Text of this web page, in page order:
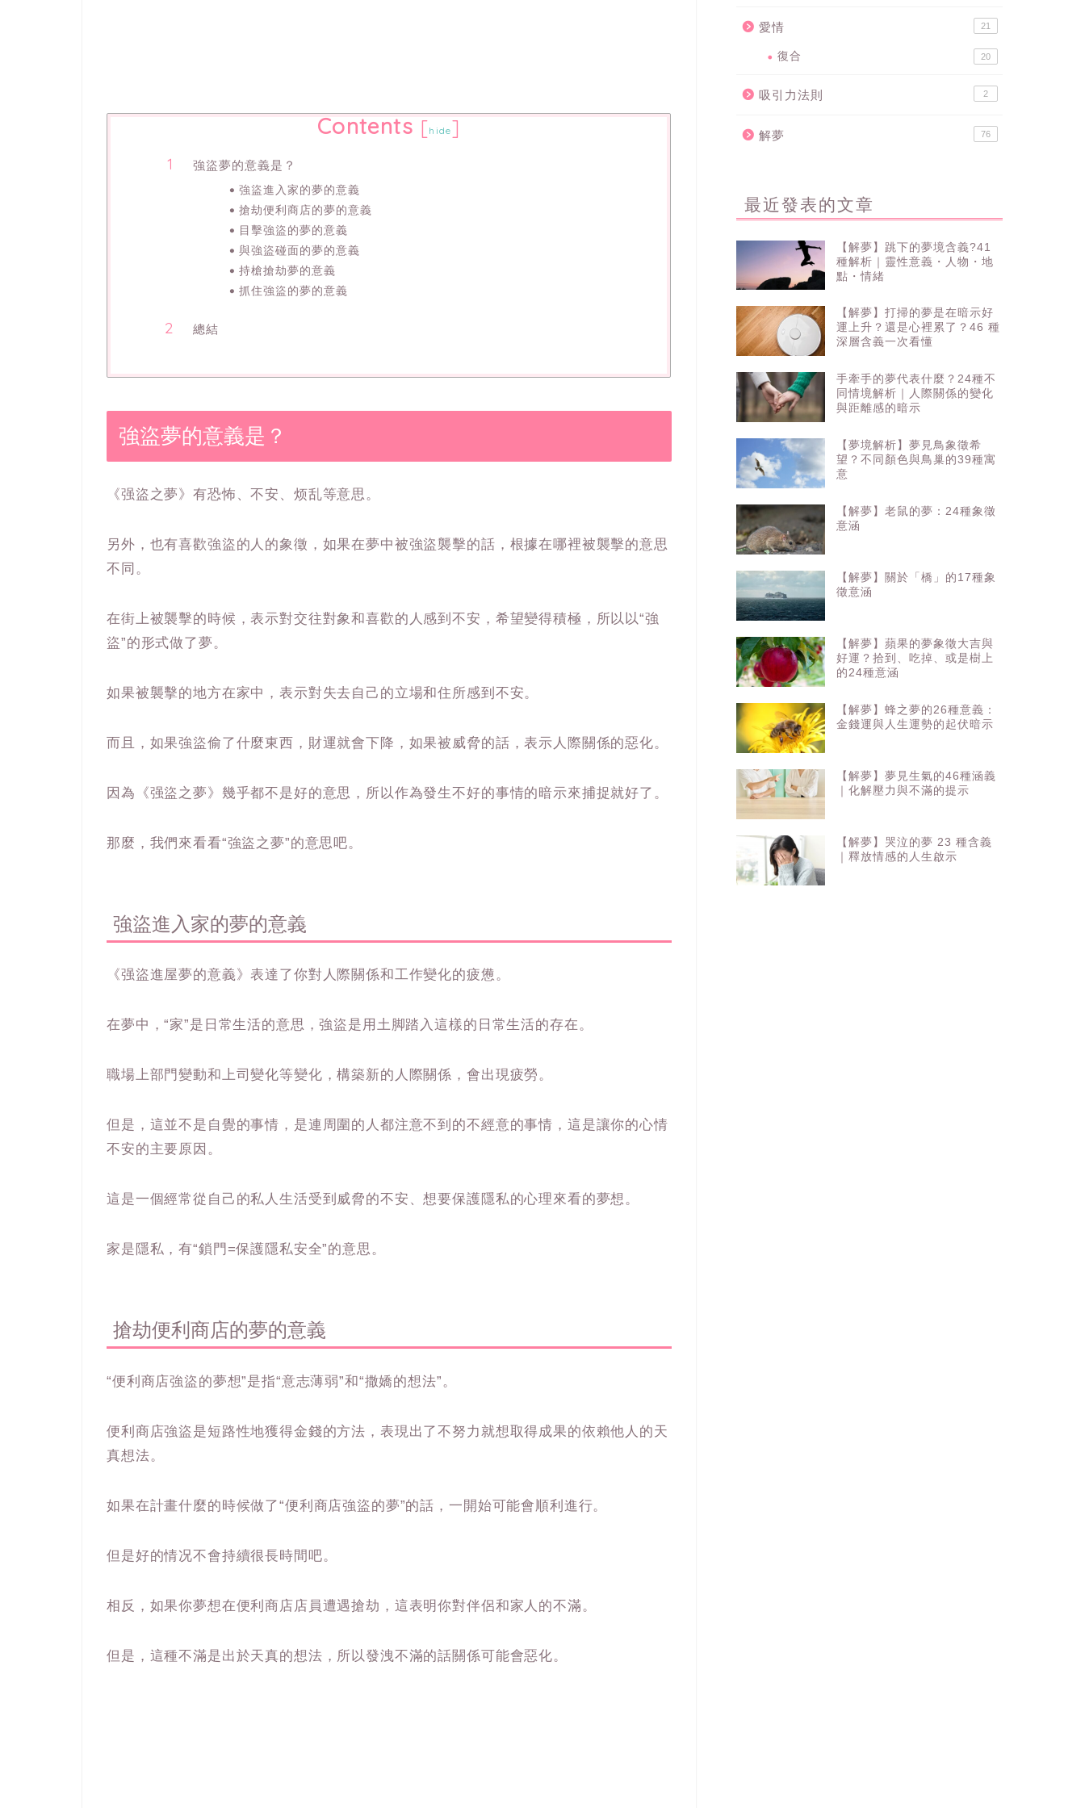
Contents [hide]
強盜夢的意義是？
強盜進入家的夢的意義
搶劫便利商店的夢的意義
目擊強盜的夢的意義
與強盜碰面的夢的意義
持槍搶劫夢的意義
抓住強盜的夢的意義
總結
強盜夢的意義是？
《强盜之夢》有恐怖、不安、烦乱等意思。
另外，也有喜歡強盜的人的象徵，如果在夢中被強盜襲擊的話，根據在哪裡被襲擊的意思
不同。
在街上被襲擊的時候，表示對交往對象和喜歡的人感到不安，希望變得積極，所以以“強
盜”的形式做了夢。
如果被襲擊的地方在家中，表示對失去自己的立場和住所感到不安。
而且，如果強盜偷了什麼東西，財運就會下降，如果被威脅的話，表示人際關係的惡化。
因為《强盜之夢》幾乎都不是好的意思，所以作為發生不好的事情的暗示來捕捉就好了。
那麼，我們來看看“強盜之夢”的意思吧。
強盜進入家的夢的意義
《强盜進屋夢的意義》表達了你對人際關係和工作變化的疲憊。
在夢中，“家”是日常生活的意思，強盜是用土脚踏入這樣的日常生活的存在。
職場上部門變動和上司變化等變化，構築新的人際關係，會出現疲勞。
但是，這並不是自覺的事情，是連周圍的人都注意不到的不經意的事情，這是讓你的心情
不安的主要原因。
這是一個經常從自己的私人生活受到威脅的不安、想要保護隱私的心理來看的夢想。
家是隱私，有“鎖門=保護隱私安全”的意思。
搶劫便利商店的夢的意義
“便利商店強盜的夢想”是指“意志薄弱”和“撒嬌的想法”。
便利商店強盜是短路性地獲得金錢的方法，表現出了不努力就想取得成果的依賴他人的天
真想法。
如果在計畫什麼的時候做了“便利商店強盜的夢”的話，一開始可能會順利進行。
但是好的情况不會持續很長時間吧。
相反，如果你夢想在便利商店店員遭遇搶劫，這表明你對伴侶和家人的不滿。
但是，這種不滿是出於天真的想法，所以發洩不滿的話關係可能會惡化。
愛情 21
復合 20
吸引力法則 2
解夢 76
最近發表的文章
【解夢】跳下的夢境含義?41
種解析｜靈性意義・人物・地
點・情緒
【解夢】打掃的夢是在暗示好
運上升？還是心裡累了？46 種
深層含義一次看懂
手牽手的夢代表什麼？24種不
同情境解析｜人際關係的變化
與距離感的暗示
【夢境解析】夢見鳥象徵希
望？不同顏色與鳥巢的39種寓
意
【解夢】老鼠的夢：24種象徵
意涵
【解夢】關於「橋」的17種象
徵意涵
【解夢】蘋果的夢象徵大吉與
好運？拾到、吃掉、或是樹上
的24種意涵
【解夢】蜂之夢的26種意義：
金錢運與人生運勢的起伏暗示
【解夢】夢見生氣的46種涵義
｜化解壓力與不滿的提示
【解夢】哭泣的夢 23 種含義
｜釋放情感的人生啟示